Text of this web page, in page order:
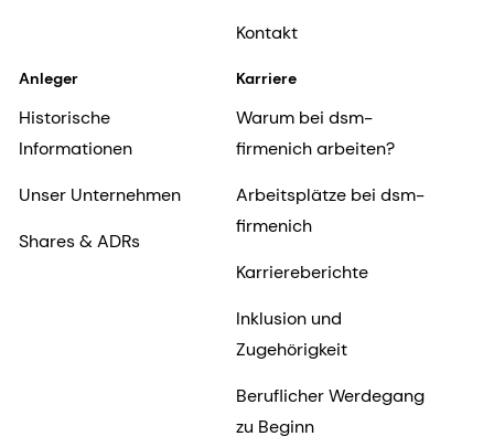
Kontakt
Anleger
Historische
Informationen
Unser Unternehmen
Shares & ADRs
Karriere
Warum bei dsm-
firmenich arbeiten?
Arbeitsplätze bei dsm-
firmenich
Karriereberichte
Inklusion und
Zugehörigkeit
Beruflicher Werdegang
zu Beginn